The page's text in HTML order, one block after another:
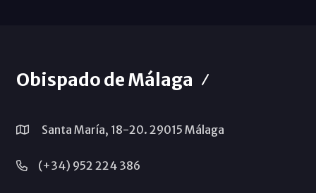
Obispado de Málaga
Santa María, 18-20. 29015 Málaga
(+34) 952 224 386